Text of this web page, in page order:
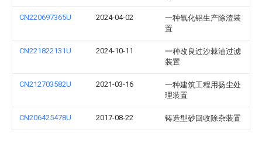
CN220697365U 2024-04-02
一种氧化铝生产除渣装
置
CN221822131U 2024-10-11
一种改良过沙棘油过滤
装置
CN212703582U 2021-03-16
一种建筑工程用扬尘处
理装置
CN206425478U 2017-08-22 铸造型砂回收除杂装置